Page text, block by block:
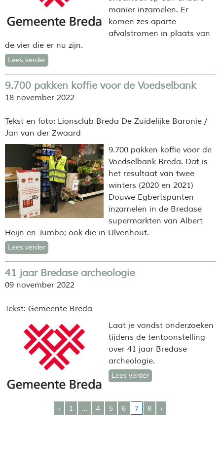
manier inzamelen. Er
komen zes aparte
afvalstromen in plaats van
de vier die er nu zijn.
Lees verder
9.700 pakken koffie voor de Voedselbank
18 november 2022
Tekst en foto: Lionsclub Breda De Zuidelijke Baronie /
Jan van der Zwaard
9.700 pakken koffie voor de
Voedselbank Breda. Dat is
het resultaat van twee
winters (2020 en 2021)
Douwe Egbertspunten
inzamelen in de Bredase
supermarkten van Albert
Heijn en Jumbo; ook die in Ulvenhout.
Lees verder
41 jaar Bredase archeologie
09 november 2022
Tekst: Gemeente Breda
Laat je vondst onderzoeken
tijdens de tentoonstelling
over 41 jaar Bredase
archeologie.
Lees verder
‹ 1 … 4 5 6 7 8 ›